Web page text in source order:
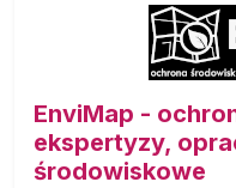
EnviMap -
ekspertyzy,
środowiskowe